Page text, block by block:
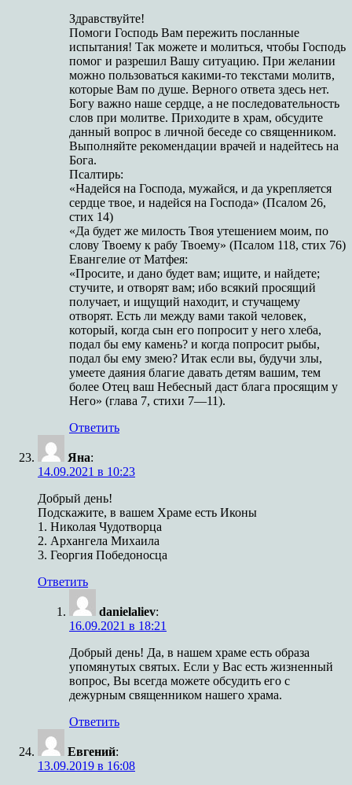
Здравствуйте!
Помоги Господь Вам пережить посланные
испытания! Так можете и молиться, чтобы Господь
помог и разрешил Вашу ситуацию. При желании
можно пользоваться какими-то текстами молитв,
которые Вам по душе. Верного ответа здесь нет.
Богу важно наше сердце, а не последовательность
слов при молитве. Приходите в храм, обсудите
данный вопрос в личной беседе со священником.
Выполняйте рекомендации врачей и надейтесь на
Бога.
Псалтирь:
«Надейся на Господа, мужайся, и да ук­репляется
сердце твое, и надейся на Гос­пода» (Псалом 26,
стих 14)
«Да будет же милость Твоя утешением моим, по
слову Твоему к рабу Твоему» (Псалом 118, стих 76)
Евангелие от Матфея:
«Просите, и дано будет вам; ищите, и найдете;
стучите, и отворят вам; ибо вся­кий просящий
получает, и ищущий нахо­дит, и стучащему
отворят. Есть ли между вами такой человек,
который, когда сын его попросит у него хлеба,
подал бы ему камень? и когда попросит рыбы,
подал бы ему змею? Итак если вы, будучи злы,
умеете даяния благие давать детям ва­шим, тем
более Отец ваш Небесный даст блага просящим у
Него» (глава 7, стихи 7—11).
Ответить
Яна:
14.09.2021 в 10:23
Добрый день!
Подскажите, в вашем Храме есть Иконы
1. Николая Чудотворца
2. Архангела Михаила
3. Георгия Победоносца
Ответить
danielaliev:
16.09.2021 в 18:21
Добрый день! Да, в нашем храме есть образа
упомянутых святых. Если у Вас есть жизненный
вопрос, Вы всегда можете обсудить его с
дежурным священником нашего храма.
Ответить
Евгений:
13.09.2019 в 16:08